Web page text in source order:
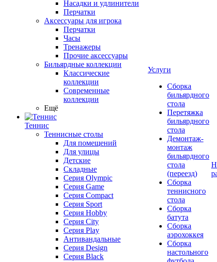
Насадки и удлинители
Перчатки
Аксессуары для игрока
Перчатки
Часы
Тренажеры
Прочие аксессуары
Бильярдные коллекции
Классические
коллекции
Современные
коллекции
Ещё
Теннис
Теннисные столы
Для помещений
Для улицы
Детские
Складные
Серия Olympic
Серия Game
Серия Compact
Серия Sport
Серия Hobby
Серия City
Серия Play
Антивандальные
Серия Design
Серия Black
Услуги
Сборка
бильярдного
стола
Перетяжка
бильярдного
стола
Демонтаж-
монтаж
бильярдного
стола
(переезд)
Сборка
теннисного
стола
Сборка
батута
Сборка
аэрохоккея
Сборка
настольного